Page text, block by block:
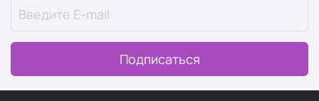
Подписаться